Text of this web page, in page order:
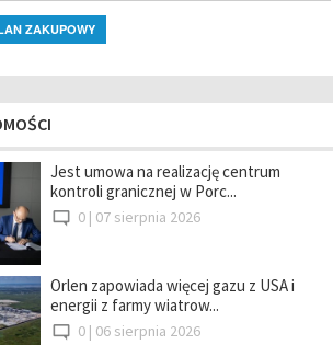
ZAKUPOWY
Jest umowa na realizację centrum
kontroli granicznej w Porc...
0 | 07 sierpnia 2026
Orlen zapowiada więcej gazu z USA i
energii z farmy wiatrow...
0 | 06 sierpnia 2026